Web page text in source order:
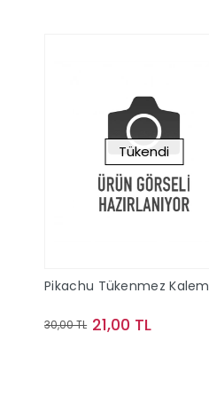
Tükendi
Pikachu Tükenmez Kalem
30,00 TL 21,00 TL